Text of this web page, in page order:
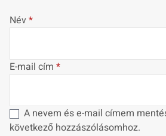
Név*
E-mail cím *
A nevem és e-mail címem
következő hozzászólásomhoz.